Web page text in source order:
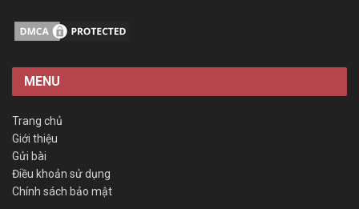
MENU
Trang chủ
Giới thiệu
Gửi bài
Điều khoản sử dụng
Chính sách bảo mật